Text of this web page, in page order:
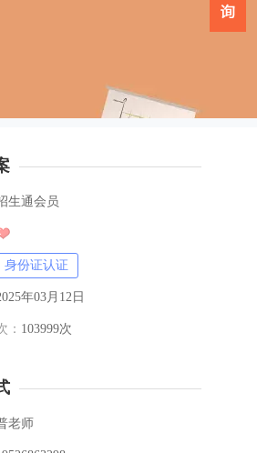
生通会员
身份证认证
年03月12日
： 103999次
老师